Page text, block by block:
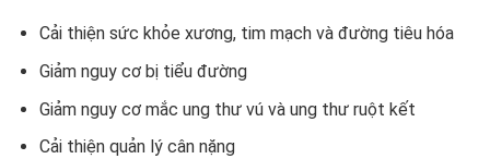
Cải thiện sức khỏe xương, tim mạch và đường tiêu hóa
Giảm nguy cơ bị tiểu đường
Giảm nguy cơ mắc ung thư vú và ung thư ruột kết
Cải thiện quản lý cân nặng